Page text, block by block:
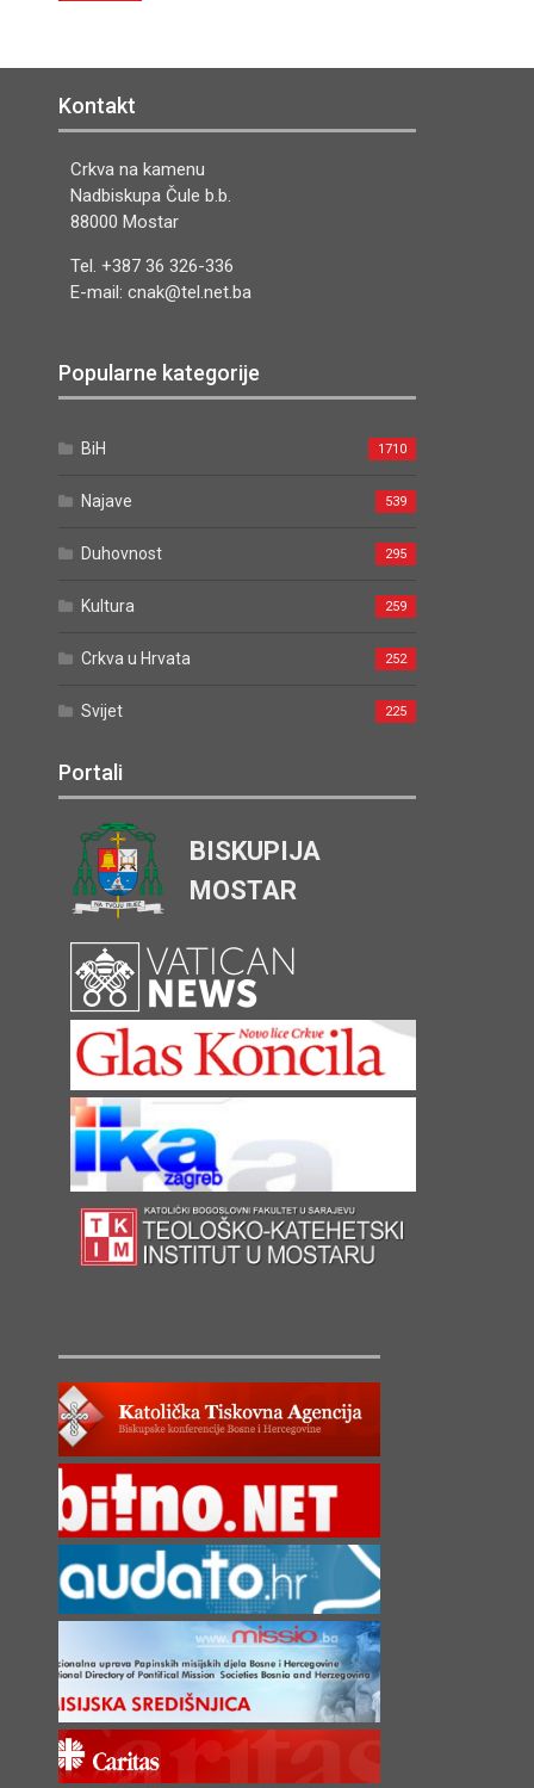
Kontakt
Crkva na kamenu
Nadbiskupa Čule b.b.
88000 Mostar
Tel. +387 36 326-336
E-mail: cnak@tel.net.ba
Popularne kategorije
BiH 1710
Najave 539
Duhovnost 295
Kultura 259
Crkva u Hrvata 252
Svijet 225
Portali
BISKUPIJA
MOSTAR